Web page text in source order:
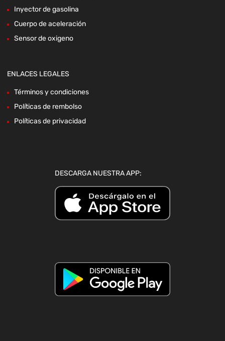
Inyector de gasolina
Cuerpo de aceleración
Sensor de oxigeno
ENLACES LEGALES
Términos y condiciones
Políticas de rembolso
Políticas de privacidad
DESCARGA NUESTRA APP: